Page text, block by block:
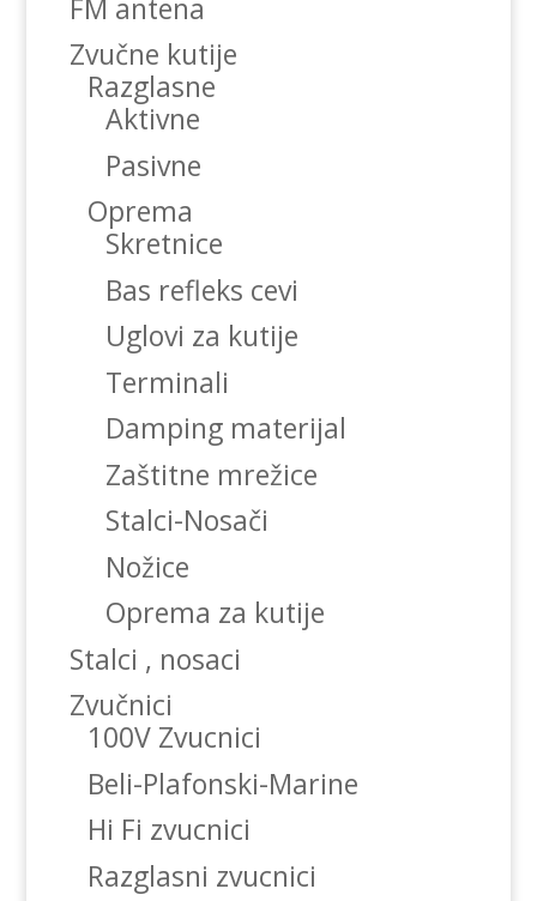
FM antena
Zvučne kutije
Razglasne
Aktivne
Pasivne
Oprema
Skretnice
Bas refleks cevi
Uglovi za kutije
Terminali
Damping materijal
Zaštitne mrežice
Stalci-Nosači
Nožice
Oprema za kutije
Stalci , nosaci
Zvučnici
100V Zvucnici
Beli-Plafonski-Marine
Hi Fi zvucnici
Razglasni zvucnici